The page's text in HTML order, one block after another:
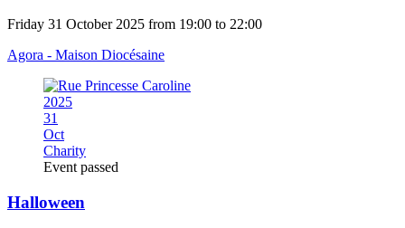
Friday 31 October 2025 from 19:00 to 22:00
Agora - Maison Diocésaine
2025
31
Oct
Charity
Event passed
Halloween